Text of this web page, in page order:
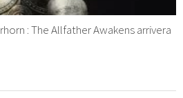
: The Allfather Awakens arrivera